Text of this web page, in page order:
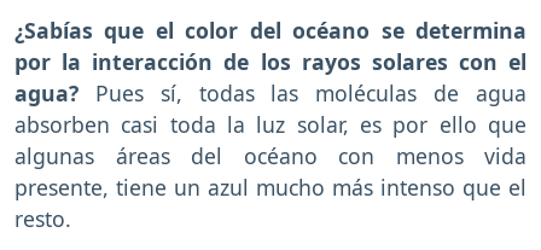
¿Sabías que el color del océano se determina
por la interacción de los rayos solares con el
agua? Pues sí, todas las moléculas de agua
absorben casi toda la luz solar, es por ello que
algunas áreas del océano con menos vida
presente, tiene un azul mucho más intenso que el
resto.